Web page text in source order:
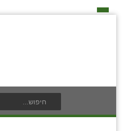
בעלי תפקיד בתנועה
חברי מזכירות האיחוד החקלאי
אילניה
לוח אירועים